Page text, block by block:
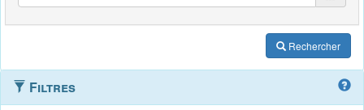
Rechercher
Filtres